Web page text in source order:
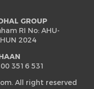
GROUP
RI No: AHU-
2024
3516 531
All right reserved